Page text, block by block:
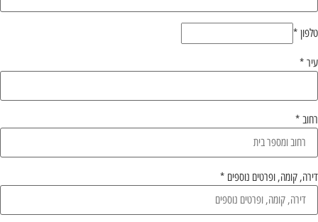
טלפון *
עיר *
רחוב *
דירה, קומה, ופרטים נוספים *